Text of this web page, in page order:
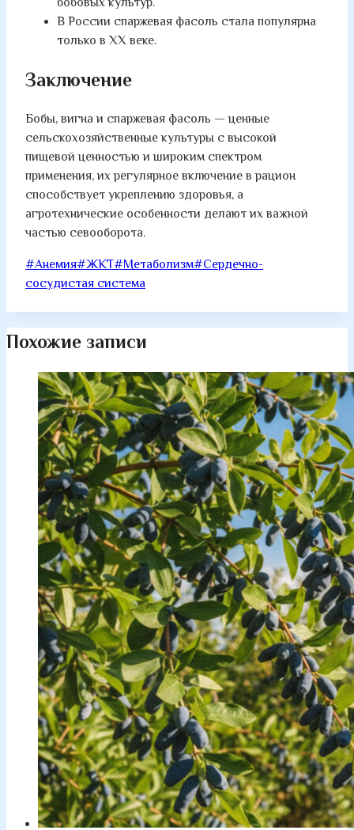
В России спаржевая фасоль стала популярна
только в XX веке.
Заключение
Бобы, вигна и спаржевая фасоль — ценные
сельскохозяйственные культуры с высокой
пищевой ценностью и широким спектром
применения, их регулярное включение в рацион
способствует укреплению здоровья, а
агротехнические особенности делают их важной
частью севооборота.
Метки
записи:
#Анемия#ЖКТ#Метаболизм#Сердечно-
сосудистая система
Похожие записи